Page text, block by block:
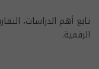
تابع أهم الدراسات،
الرقمية.